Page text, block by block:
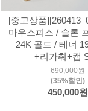
[중고상품
마우스피스 / 슬론
24K 골드 / 테너
+리가춰+캡
690,000원
(35%할인)
450,000원